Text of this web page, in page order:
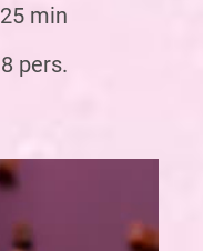
25 min
8 pers.